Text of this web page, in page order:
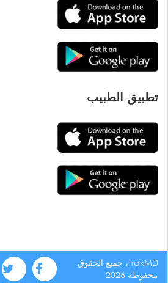
تطبيق الطبيب
trakMD، جميع الحقوق
محفوظة 2026